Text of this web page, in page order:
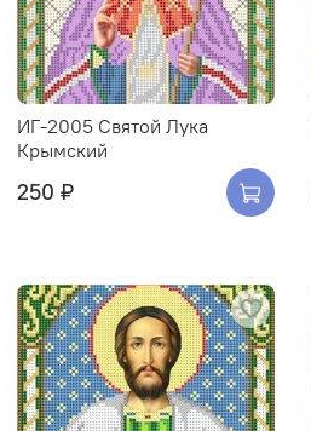
ИГ-2005 Святой Лука
Крымский
250 ₽